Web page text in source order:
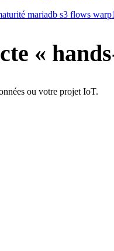
mariadb s3 flows
«
ou votre projet IoT.